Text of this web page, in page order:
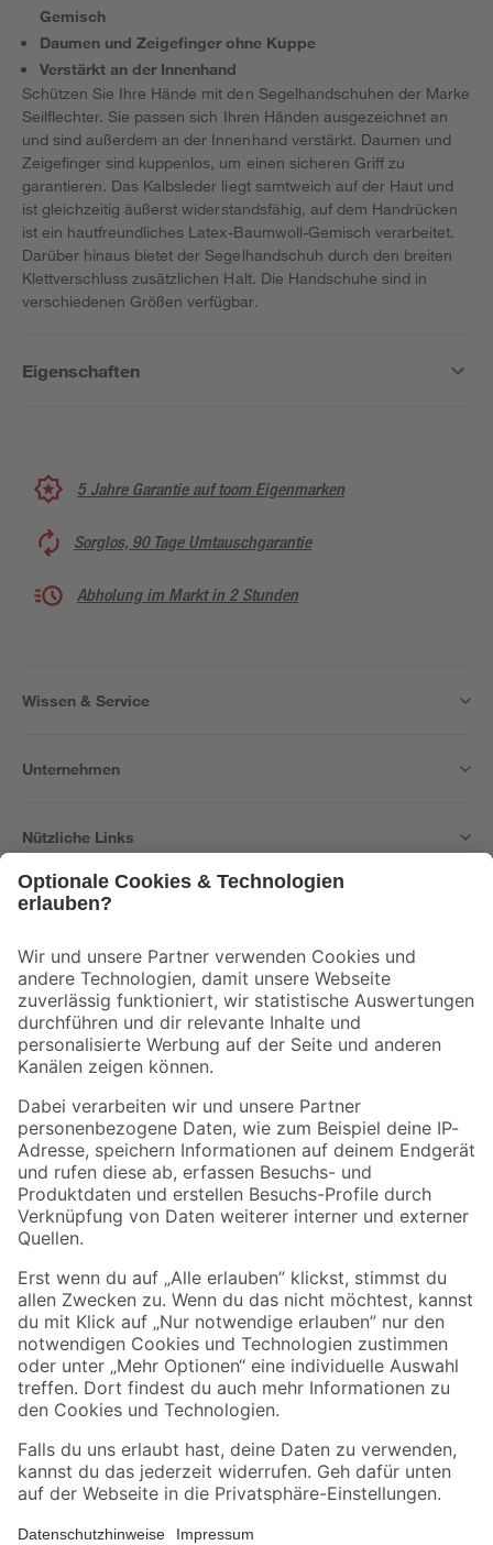
Gemisch
Daumen und Zeigefinger ohne Kuppe
Verstärkt an der Innenhand
Schützen Sie Ihre Hände mit den Segelhandschuhen der Marke
Seilflechter. Sie passen sich Ihren Händen ausgezeichnet an
und sind außerdem an der Innenhand verstärkt. Daumen und
Zeigefinger sind kuppenlos, um einen sicheren Griff zu
garantieren. Das Kalbsleder liegt samtweich auf der Haut und
ist gleichzeitig äußerst widerstandsfähig, auf dem Handrücken
ist ein hautfreundliches Latex-Baumwoll-Gemisch verarbeitet.
Darüber hinaus bietet der Segelhandschuh durch den breiten
Klettverschluss zusätzlichen Halt. Die Handschuhe sind in
verschiedenen Größen verfügbar.
Eigenschaften
5 Jahre Garantie auf toom Eigenmarken
Sorglos, 90 Tage Umtauschgarantie
Abholung im Markt in 2 Stunden
Wissen & Service
Unternehmen
Nützliche Links
Der toom Newsletter: Keine Angebote und Aktionen mehr verpassen!
Zur Newsletter Anmeldung
Folge uns
Zahlungsarten Versandarten
Sicher einkaufen
Jetzt die toom-App herunterladen
Alle Preisangaben in EUR inkl. gesetzl. MwSt.. Die dargestellten Angebote sind unter
Umständen nicht in allen Märkten verfügbar. Die angegebenen Verfügbarkeiten beziehen
Produkte nur solange der Vorrat reicht.